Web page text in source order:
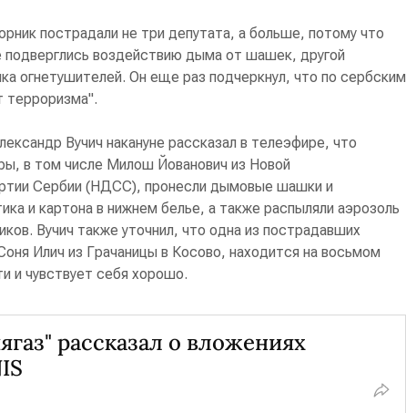
пострадали не три депутата, а больше, потому что
воздействию дыма от шашек, другой
огнетушителей. Он еще раз подчеркнул, что по сербским
терроризма".
Вучич накануне рассказал в телеэфире, что
в том числе Милош Йованович из Новой
Сербии (НДСС), пронесли дымовые шашки и
и картона в нижнем белье, а также распыляли аэрозоль
Вучич также уточнил, что одна из пострадавших
Илич из Грачаницы в Косово, находится на восьмом
и чувствует себя хорошо.
рассказал о вложениях